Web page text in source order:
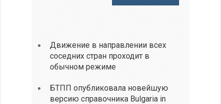
Движение в направлении всех
соседних стран проходит в
обычном режиме
БТПП опубликовала новейшую
версию справочника Bulgaria in